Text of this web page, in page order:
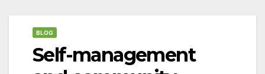
BLOG
Self-management